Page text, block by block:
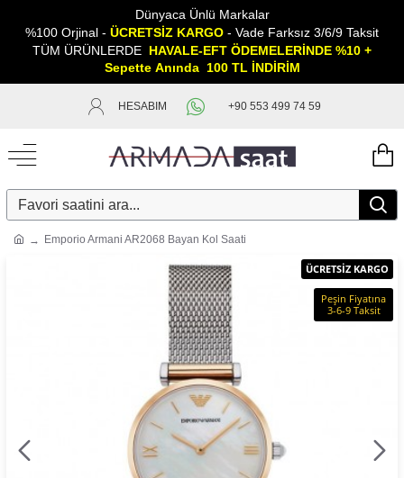
Dünyaca Ünlü Markalar
%100 Orjinal - ÜCRETSİZ KARGO - Vade Farksız 3/6/9 Taksit
TÜM ÜRÜNLERDE HAVALE-EFT ÖDEMELERİNDE %10 +
Sepette Anında 100 TL İNDİRİM
HESABIM +90 553 499 74 59
Emporio Armani AR2068 Bayan Kol Saati
ÜCRETSİZ KARGO
Peşin Fiyatına
3-6-9 Taksit